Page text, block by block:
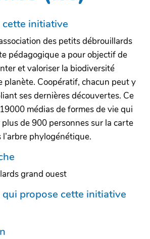
initiative
des petits débrouillards
pédagogique a pour objectif de
et valoriser la biodiversité
planète. Coopératif, chacun peut y
ses dernières découvertes. Ce
médias de formes de vie qui
de 900 personnes sur la carte
phylogénétique.
grand ouest
propose cette initiative